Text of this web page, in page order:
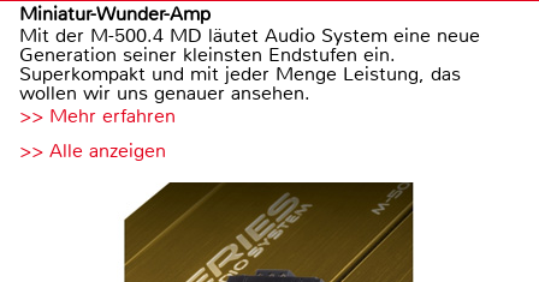
Miniatur-Wunder-Amp
Mit der M-500.4 MD läutet Audio System eine neue
Generation seiner kleinsten Endstufen ein.
Superkompakt und mit jeder Menge Leistung, das
wollen wir uns genauer ansehen.
>> Mehr erfahren
>> Alle anzeigen